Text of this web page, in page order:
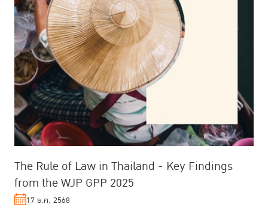
The Rule of Law in Thailand - Key Findings
from the WJP GPP 2025
17 ธ.ค. 2568